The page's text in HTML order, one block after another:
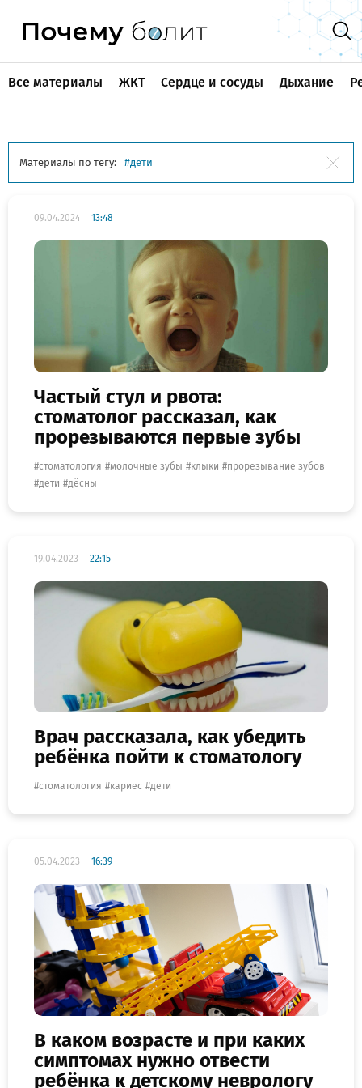
Все материалы ЖКТ Сердце и сосуды Дыхание
Материалы по тегу: дети
09.04.2024 13:48
Частый стул и рвота:
стоматолог рассказал, как
прорезываются первые зубы
стоматология молочные зубы клыки
прорезывание зубов
дети
дёсны
19.04.2023 22:15
Врач рассказала, как убедить
ребёнка пойти к стоматологу
стоматология кариес дети
05.04.2023 16:39
В каком возрасте и при каких
симптомах нужно отвести
ребёнка к детскому неврологу